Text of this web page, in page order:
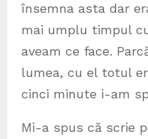
însemna asta dar
mai umplu timpul
aveam ce face.
lumea, cu el totul
cinci minute i-am
Mi-a spus că scrie